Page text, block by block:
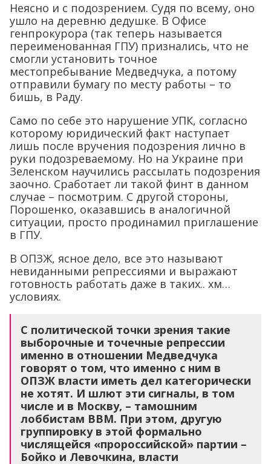
Неясно и с подозрением. Судя по всему, оно
ушло на деревню дедушке. В Офисе
генпрокурора (так теперь называется
переименованная ГПУ) признались, что не
смогли установить точное
местопребывание Медведчука, а потому
отправили бумагу по месту работы – то
бишь, в Раду.
Само по себе это нарушение УПК, согласно
которому юридический факт наступает
лишь после вручения подозрения лично в
руки подозреваемому. Но на Украине при
Зеленском научились рассылать подозрения
заочно. Сработает ли такой финт в данном
случае – посмотрим. С другой стороны,
Порошенко, оказавшись в аналогичной
ситуации, просто продинамил приглашение
в ГПУ.
В ОПЗЖ, ясное дело, все это называют
невиданными репрессиями и выражают
готовность работать даже в таких.. хм…
условиях.
С политической точки зрения такие
выборочные и точечные репрессии
именно в отношении Медведчука
говорят о том, что именно с ним в
ОПЗЖ власти иметь дел категорически
не хотят. И шлют эти сигналы, в том
числе и в Москву, – тамошним
лоббистам ВВМ. При этом, другую
группировку в этой формально
числящейся «пророссийской» партии –
Бойко и Левочкина, власти